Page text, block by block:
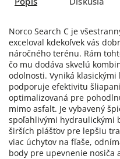
Norco Search C je
exceloval kdekoľvek vás
náročného terénu. Rám
čo mu dodáva skvelú
odolnosti. Vyniká
podporuje efektivitu
optimalizovaná pre
mimo asfalt. Je vybavený
spoľahlivými hydraulickými
širších plášťov pre lepšiu
viac úchytov na fľaše,
body pre upevnenie nosiča